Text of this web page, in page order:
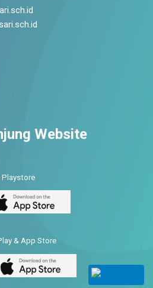
Website
Playstore
& App Store